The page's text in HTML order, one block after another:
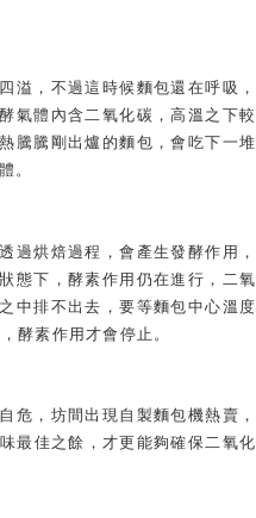
溢，不過這時候麵包還在呼吸，
氣體內含二氧化碳，高溫之下較
騰騰剛出爐的麵包，會吃下一堆
。
過烘焙過程，會產生發酵作用，
態下，酵素作用仍在進行，二氧
中排不出去，要等麵包中心溫度
酵素作用才會停止。
危，坊間出現自製麵包機熱賣，
最佳之餘，才更能夠確保二氧化